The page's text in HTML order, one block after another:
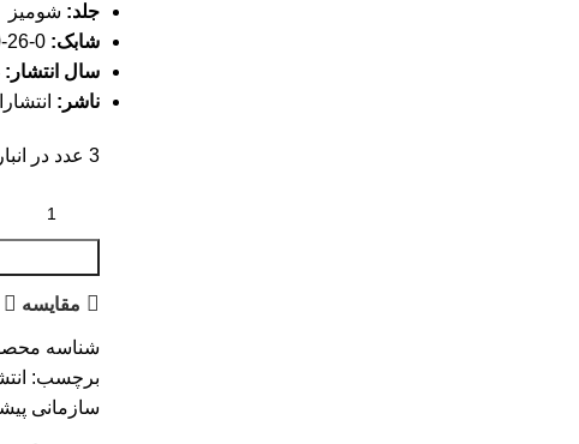
جلد: شومیز
شابک: 0-26-8150-622-978
سال انتشار:
ناشر:
3 عدد در انبار
مقایسه
شناسه
برچسب:
سازمانی